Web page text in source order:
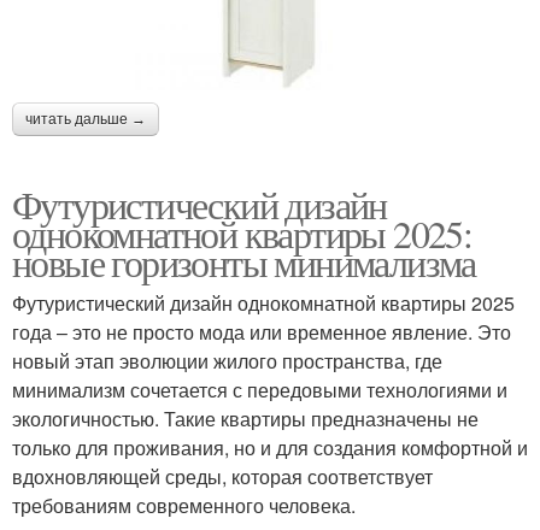
читать дальше →
Футуристический дизайн
однокомнатной квартиры 2025:
новые горизонты минимализма
Футуристический дизайн однокомнатной квартиры 2025
года – это не просто мода или временное явление. Это
новый этап эволюции жилого пространства, где
минимализм сочетается с передовыми технологиями и
экологичностью. Такие квартиры предназначены не
только для проживания, но и для создания комфортной и
вдохновляющей среды, которая соответствует
требованиям современного человека.